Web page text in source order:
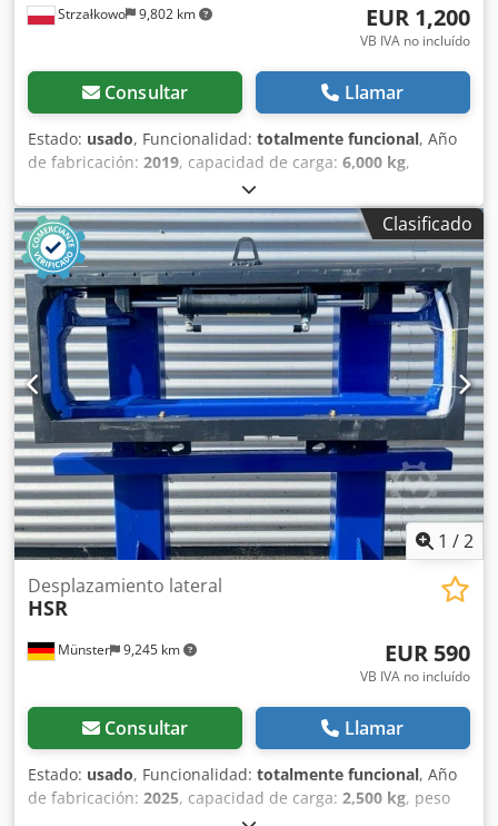
Strzałkowo 9,802 km EUR 1,200
VB IVA no incluído
Consultar Llamar
Estado: usado, Funcionalidad: totalmente funcional, Año
de fabricación: 2019, capacidad de carga: 6,000 kg,
Desplazador lateral Cjdpfx Aoyzvmijd Ijrf Clase ISO: Clase
ISO 2 = 1.000 - 2.500 kg Estado: Listo para su uso y
completamente funcional Estado técnico: bueno
Descripción: Desplazador lateral triple, año 2019, ISO 4A
(61 cm), capacidad 6.000 kg, ancho 3.050 mm, horquillas 6
x 1.200 mm, ID OS1948
Clasificado
1 /2
Münster 9,245 km
Desplazamiento lateral
HSR
EUR 590
VB IVA no incluído
Consultar Llamar
Estado: usado, Funcionalidad: totalmente funcional, Año
de fabricación: 2025, capacidad de carga: 2,500 kg, peso
, longitud total: